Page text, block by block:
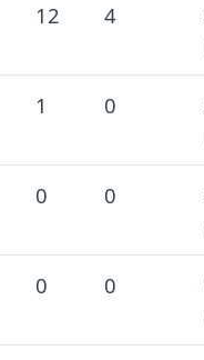
12 4
1 0
0 0
0 0